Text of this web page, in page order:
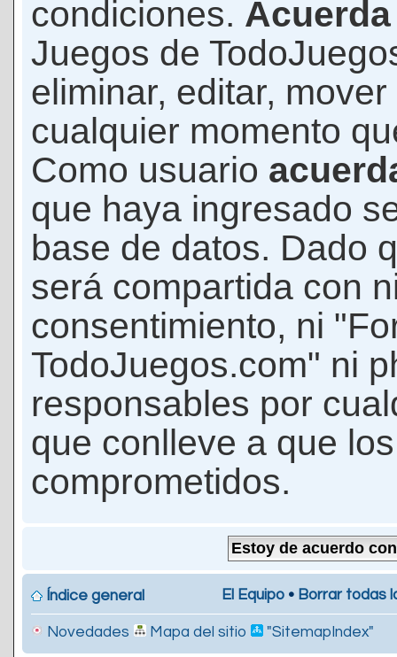
condiciones. Acuerda
Juegos de
eliminar, editar,
cualquier momento
Como usuario
que haya ingresado
base de datos. Dado
será compartida con
consentimiento, ni
TodoJuegos.com" ni
responsables por
que conlleve a que
comprometidos.
Índice general El Equipo • Borrar todas
Novedades Mapa del sitio "SitemapIndex"